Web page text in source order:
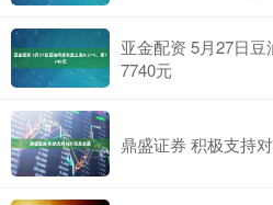
亚金配资 5月27日
7740元
鼎盛证券 积极支持